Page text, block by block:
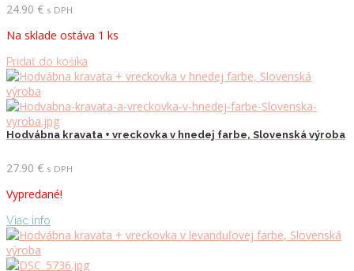
24.90 € s DPH
Na sklade ostáva 1 ks
Pridať do košíka
Hodvábna kravata + vreckovka v hnedej farbe, Slovenská výroba
27.90 € s DPH
Vypredané!
Viac info